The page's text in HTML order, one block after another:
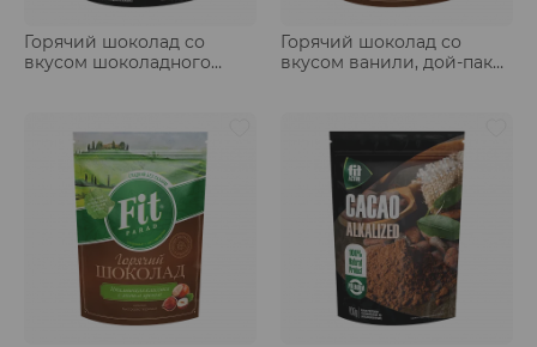
Горячий шоколад со
вкусом шоколадного
Горячий шоколад со
вкусом ванили, дой-пак